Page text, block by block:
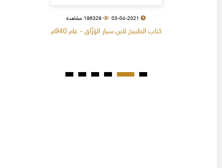
03-04-2021 196329 مشاهدة
كتاب الطبيخ لابن سيار الوَرَّاق - عام 940م